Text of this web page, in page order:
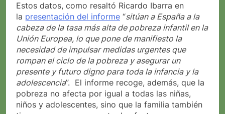
Estos datos, como resaltó Ricardo Ibarra en
la presentación del informe “sitúan a España a la
cabeza de la tasa más alta de pobreza infantil en la
Unión Europea, lo que pone de manifiesto la
necesidad de impulsar medidas urgentes que
rompan el ciclo de la pobreza y asegurar un
presente y futuro digno para toda la infancia y la
adolescencia”. El informe recoge, además, que la
pobreza no afecta por igual a todas las niñas,
niños y adolescentes, sino que la familia también